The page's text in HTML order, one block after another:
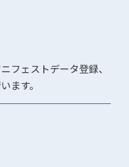
フェストデータ登録、
ます。